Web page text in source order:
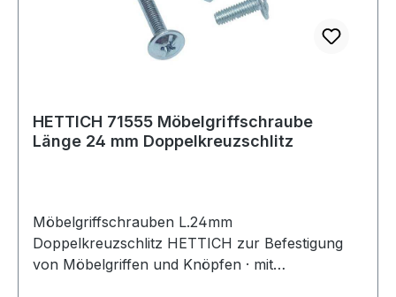
HETTICH 71555 Möbelgriffschraube
Länge 24 mm Doppelkreuzschlitz
Möbelgriffschrauben L.24mm
Doppelkreuzschlitz HETTICH zur Befestigung
von Möbelgriffen und Knöpfen · mit